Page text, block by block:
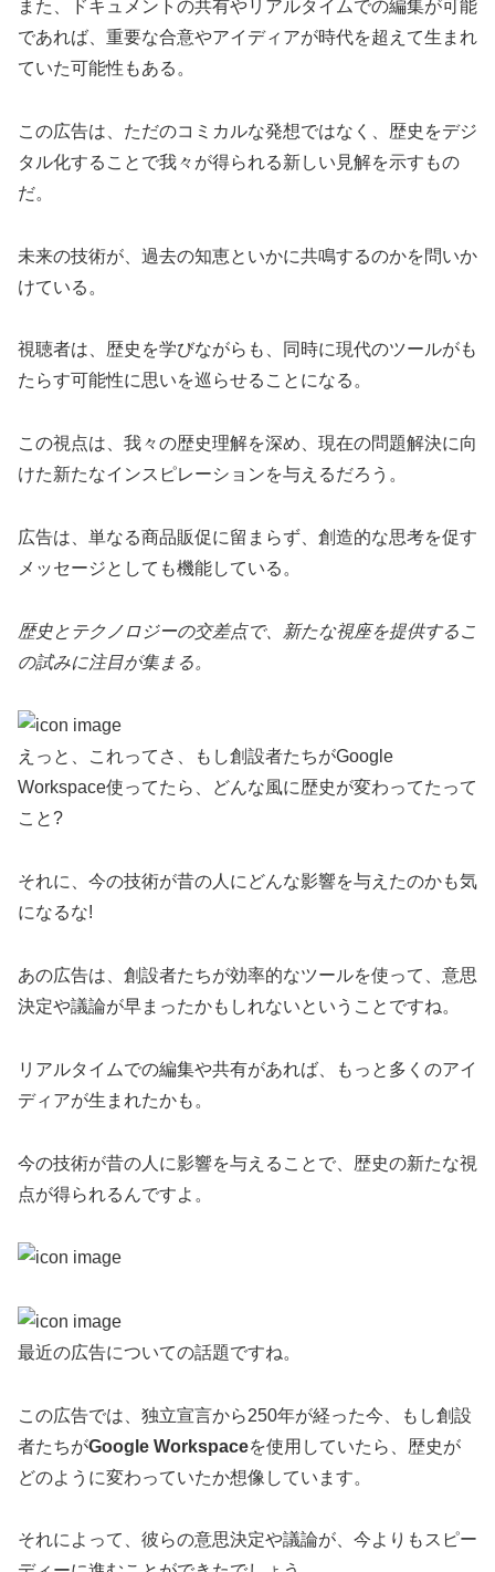
また、ドキュメントの共有やリアルタイムでの編集が可能
であれば、重要な合意やアイディアが時代を超えて生まれ
ていた可能性もある。
この広告は、ただのコミカルな発想ではなく、歴史をデジ
タル化することで我々が得られる新しい見解を示すもの
だ。
未来の技術が、過去の知恵といかに共鳴するのかを問いか
けている。
視聴者は、歴史を学びながらも、同時に現代のツールがも
たらす可能性に思いを巡らせることになる。
この視点は、我々の歴史理解を深め、現在の問題解決に向
けた新たなインスピレーションを与えるだろう。
広告は、単なる商品販促に留まらず、創造的な思考を促す
メッセージとしても機能している。
歴史とテクノロジーの交差点で、新たな視座を提供するこ
の試みに注目が集まる。
えっと、これってさ、もし創設者たちがGoogle
Workspace使ってたら、どんな風に歴史が変わってたって
こと?
それに、今の技術が昔の人にどんな影響を与えたのかも気
になるな!
あの広告は、創設者たちが効率的なツールを使って、意思
決定や議論が早まったかもしれないということですね。
リアルタイムでの編集や共有があれば、もっと多くのアイ
ディアが生まれたかも。
今の技術が昔の人に影響を与えることで、歴史の新たな視
点が得られるんですよ。
最近の広告についての話題ですね。
この広告では、独立宣言から250年が経った今、もし創設
者たちがGoogle Workspaceを使用していたら、歴史が
どのように変わっていたか想像しています。
それによって、彼らの意思決定や議論が、今よりもスピー